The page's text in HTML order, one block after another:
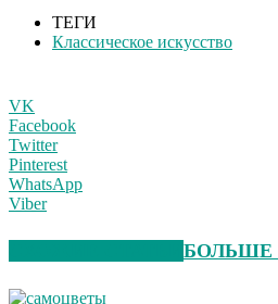
ТЕГИ
Классическое искусство
VK
Facebook
Twitter
Pinterest
WhatsApp
Viber
БОЛЬШЕ